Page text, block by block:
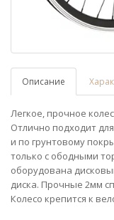
Описание
Легкое, прочное
Отлично подходит
и по грунтовому
только с ободными
оборудована
диска. Прочные 2мм
Колесо крепится к